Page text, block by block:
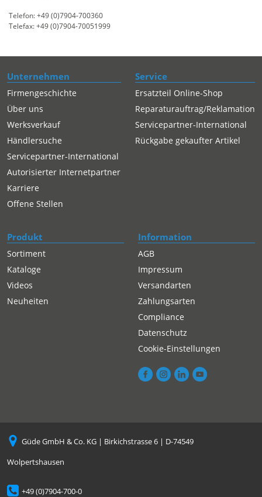
Telefon: +49 (0)7904-700360
Telefax: +49 (0)7904-70051999
Unternehmen
Firmengeschichte
Über uns
Werksverkauf
Händlersuche
Servicepartner-International
Autorisierter Internetpartner
Karriere
Offene Stellen
Service
Ersatzteil Online-Shop
Reparaturauftrag/Reklamation
Servicepartner-International
Rückgabe gekaufter Artikel
Produkt
Sortiment
Kataloge
Videos
Neuheiten
Information
AGB
Impressum
Versandarten
Zahlungsarten
Compliance
Datenschutz
Cookie-Einstellungen
Güde GmbH & Co. KG | Birkichstrasse 6 | D-74549
Wolpertshausen
+49 (0)7904-700-0